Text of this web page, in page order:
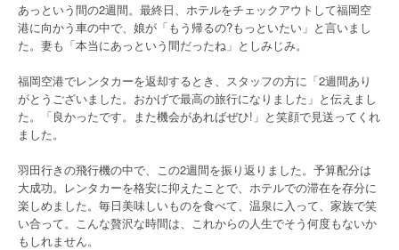
あっという間の2週間。最終日、ホテルをチェックアウトして福岡空
港に向かう車の中で、娘が「もう帰るの?もっといたい」と言いまし
た。妻も「本当にあっという間だったね」としみじみ。
福岡空港でレンタカーを返却するとき、スタッフの方に「2週間あり
がとうございました。おかげで最高の旅行になりました」と伝えまし
た。「良かったです。また機会があればぜひ!」と笑顔で見送ってくれ
ました。
羽田行きの飛行機の中で、この2週間を振り返りました。予算配分は
大成功。レンタカーを格安に抑えたことで、ホテルでの滞在を存分に
楽しめました。毎日美味しいものを食べて、温泉に入って、家族で笑
い合って。こんな贅沢な時間は、これからの人生でそう何度もないか
もしれません。